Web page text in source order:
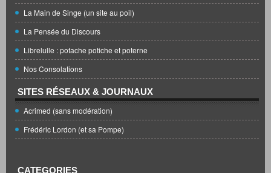
La Main de Singe (un site au poil)
La Pensée du Discours
Librelulle : potache potiche et poterne
Nos Consolations
SITES RÉSEAUX & JOURNAUX
Acrimed (sans modération)
Frédéric Lordon (et sa Pompe)
CATEGORIES